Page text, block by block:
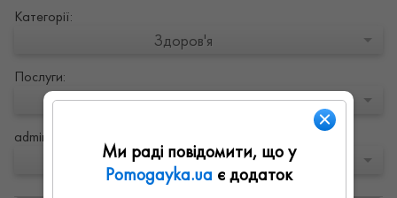
Категорії:
Здоров'я
Послуги:
Ортопед-травматолог
admin.order:
Сортування
Ми раді повідомити, що у
Pomogayka.ua є додаток